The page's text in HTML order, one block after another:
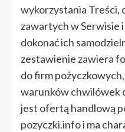
wykorzystania Treści,
zawartych w Serwisie
dokonać ich
zestawienie zawiera
do firm
warunków chwilówek
jest ofertą handlową
pozyczki.info i ma